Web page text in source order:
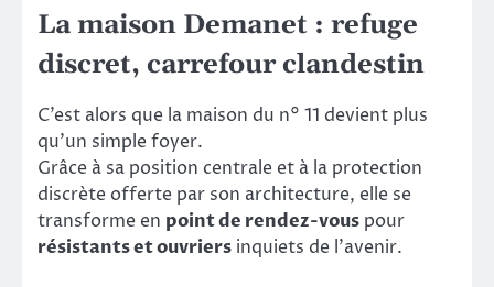
La maison Demanet : refuge
discret, carrefour clandestin
C’est alors que la maison du n° 11 devient plus
qu’un simple foyer.
Grâce à sa position centrale et à la protection
discrète offerte par son architecture, elle se
transforme en point de rendez-vous pour
résistants et ouvriers inquiets de l’avenir.